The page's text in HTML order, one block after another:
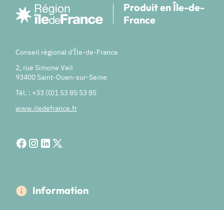
Produit en Île-de-
France
Conseil régional d'Île-de-France
2, rue Simone Veil
93400 Saint-Ouen-sur-Seine
Tél. : +33 (0)1 53 85 53 85
www.iledefrance.fr
Information